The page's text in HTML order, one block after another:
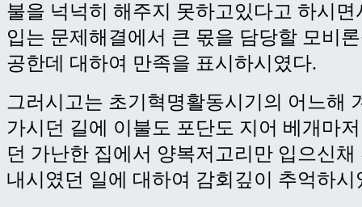
불을 넉넉히 해주지 못하고있다고 하시
입는 문제해결에서 큰 몫을 담당할 모비
공한데 대하여 만족을 표시하시였다.
그러시고는 초기혁명활동시기의 어느해
가시던 길에 이불도 포단도 지어 베개마
던 가난한 집에서 양복저고리만 입으신채
내시였던 일에 대하여 감회깊이 추억하시